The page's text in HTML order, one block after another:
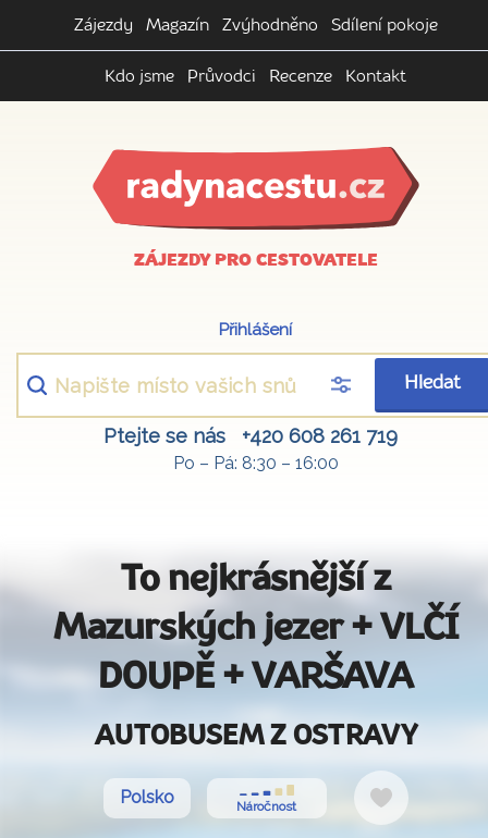
Zájezdy Magazín Zvýhodněno Sdílení pokoje
Kdo jsme Průvodci Recenze Kontakt
ZÁJEZDY PRO CESTOVATELE
Přihlášení
Hledat
Ptejte se nás +420 608 261 719
Po – Pá: 8:30 – 16:00
To nejkrásnější z
Mazurských jezer + VLČÍ
DOUPĚ + VARŠAVA
AUTOBUSEM Z OSTRAVY
Polsko Náročnost
Do